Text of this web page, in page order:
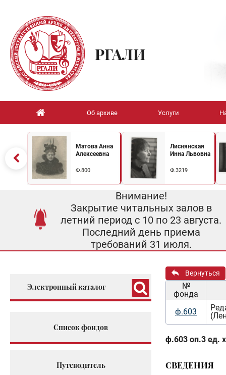
РГАЛИ
Об архиве Услуги
Матова Анна
Алексеевна
Ф.800
Лиснянская
Инна Львовна
Ф.3219
Внимание!
Закрытие читальных залов в
летний период с 10 по 23 августа.
Последний день приема
требований 31 июля.
Электронный каталог
Список фондов
Путеводитель
Вернуться
№
фонда
ф.603
ф.603 оп.3 ед.
СВЕДЕНИЯ